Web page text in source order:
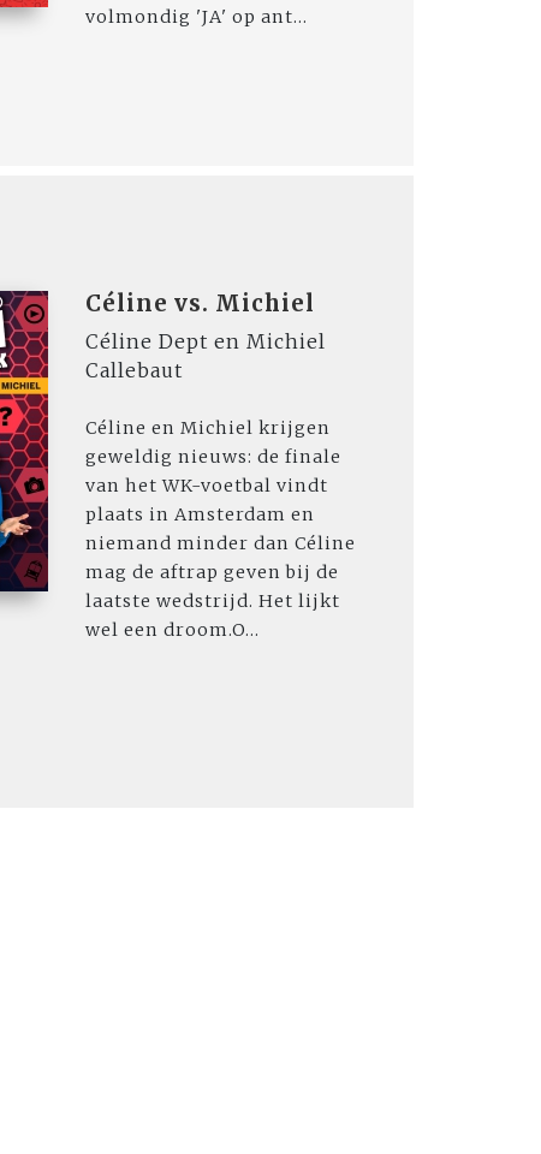
volmondig 'JA' op ant...
Céline vs. Michiel
Céline Dept en Michiel
Callebaut
Céline en Michiel krijgen
geweldig nieuws: de finale
van het WK-voetbal vindt
plaats in Amsterdam en
niemand minder dan Céline
mag de aftrap geven bij de
laatste wedstrijd. Het lijkt
wel een droom.O...